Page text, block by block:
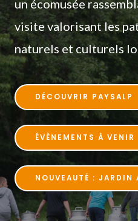
un écomusée
visite valorisant les
naturels et culturels
DÉCOUVRIR PAYSALP
ÉVÈNEMENTS À VENIR
NOUVEAUTÉ : JARDIN